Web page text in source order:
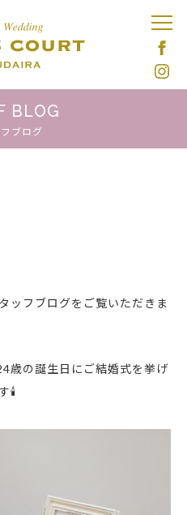
BLOG
ブログ
ッフブログをご覧いただきま
歳の誕生日にご結婚式を挙げ
🕯